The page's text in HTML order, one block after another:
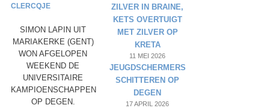
CLERCQJE
SIMON LAPIN UIT
MARIAKERKE (GENT)
WON AFGELOPEN
WEEKEND DE
UNIVERSITAIRE
KAMPIOENSCHAPPEN
OP DEGEN.
ZILVER IN BRAINE,
KETS OVERTUIGT
MET ZILVER OP
KRETA
11 MEI 2026
JEUGDSCHERMERS
SCHITTEREN OP
DEGEN
17 APRIL 2026